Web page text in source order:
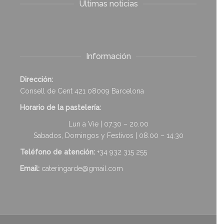
Últimas noticias
Información
Dirección:
Consell de Cent 421 08009 Barcelona
Horario de la pastelería:
Lun a Vie | 07.30 – 20.00
Sabados, Domingos y Festivos | 08.00 – 14.30
Teléfono de atención: +34 932 315 255
Email: cateringarde@gmail.com